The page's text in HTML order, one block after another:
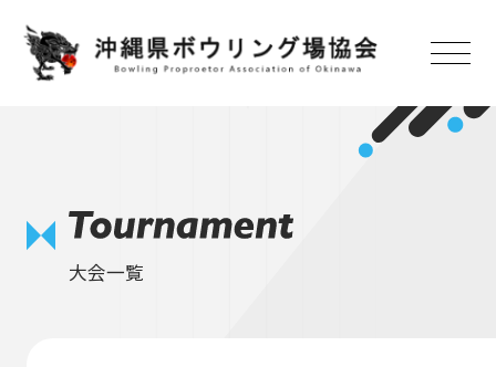
お知らせ
大会日程
大会一覧